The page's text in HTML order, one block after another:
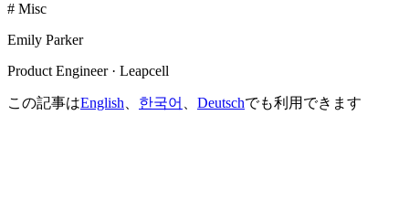
# Misc
Emily Parker
Product Engineer · Leapcell
この記事はEnglish 한국어 Deutschでも利用できます